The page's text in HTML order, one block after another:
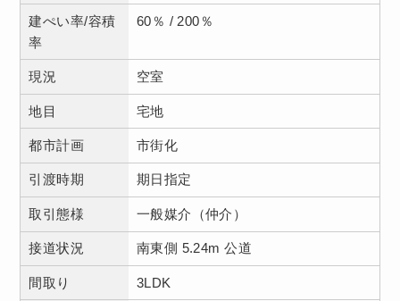
建ぺい率/容積
率
60％ / 200％
現況 空室
地目 宅地
都市計画 市街化
引渡時期 期日指定
取引態様 一般媒介（仲介）
接道状況 南東側 5.24m 公道
間取り 3LDK